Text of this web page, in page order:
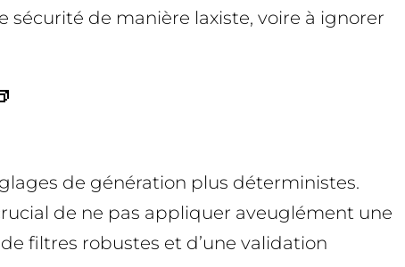
de manière laxiste, voire à ignorer
de génération plus déterministes.
de ne pas appliquer aveuglément une
filtres robustes et d’une validation